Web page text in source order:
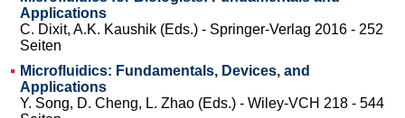
Applications
C. Dixit, A.K. Kaushik (Eds.) - Springer-Verlag 2016 - 252
Seiten
Microfluidics: Fundamentals, Devices, and
Applications
Y. Song, D. Cheng, L. Zhao (Eds.) - Wiley-VCH 218 - 544